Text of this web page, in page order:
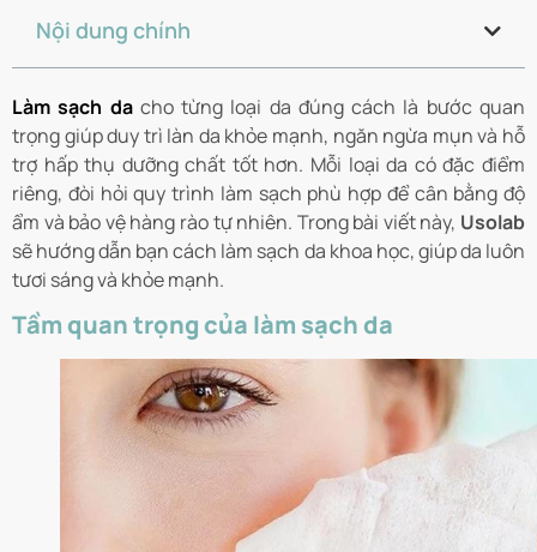
Nội dung chính
Làm sạch dacho từng loại da đúng cách là bước quan
trọng giúp duy trì làn da khỏe mạnh, ngăn ngừa mụn và hỗ
trợ hấp thụ dưỡng chất tốt hơn. Mỗi loại da có đặc điểm
riêng, đòi hỏi quy trình làm sạch phù hợp để cân bằng độ
ẩm và bảo vệ hàng rào tự nhiên. Trong bài viết này, Usolab
sẽ hướng dẫn bạn cách làm sạch da khoa học, giúp da luôn
tươi sáng và khỏe mạnh.
Tầm quan trọng của làm sạch da